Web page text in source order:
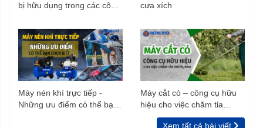
bị hữu dụng trong các công
cưa xích
Máy nén khí trực tiếp -
Những ưu điểm có thể bạn
Máy cắt cỏ – công cụ hữu
hiệu cho việc chăm tỉa
vườn, rào
Xem tất cả bài viết